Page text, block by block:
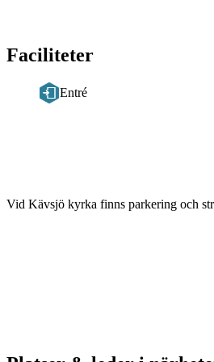
Faciliteter
Entré
Vid Kävsjö kyrka finns parkering och